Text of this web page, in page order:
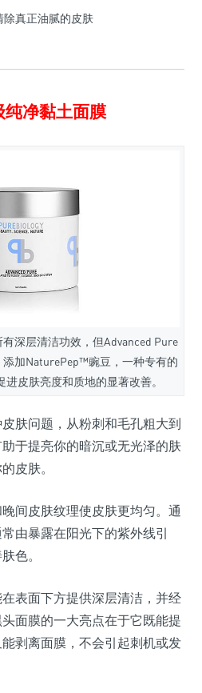
真正油腻的皮肤
纯净黏土面膜
深层清洁功效，但Advanced Pure
加NaturePep™豌豆，一种专有的
皮肤亮度和质地的显著改善。
肤问题，从粉刺和毛孔粗大到
于提亮你的暗沉或无光泽的肤
皮肤。
间皮肤纹理使皮肤更均匀。通
由暴露在阳光下的紫外线引
色。
表面下方提供深层清洁，并经
面膜的一大亮点在于它既能提
剥离面膜，不会引起刺机或发